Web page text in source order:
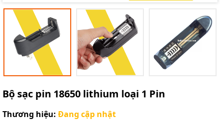
Bộ sạc pin 18650 lithium loại 1 Pin
Thương hiệu: Đang cập nhật
Điều kiện: